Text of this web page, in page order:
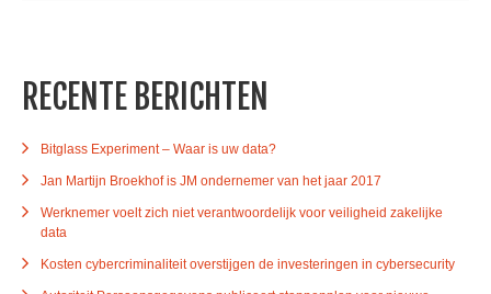
RECENTE BERICHTEN
Bitglass Experiment – Waar is uw data?
Jan Martijn Broekhof is JM ondernemer van het jaar 2017
Werknemer voelt zich niet verantwoordelijk voor veiligheid zakelijke
data
Kosten cybercriminaliteit overstijgen de investeringen in cybersecurity